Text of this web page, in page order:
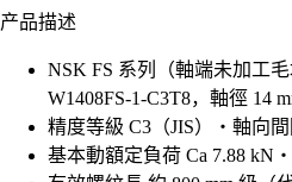
产品描述
NSK FS 系列（軸端未加工
W1408FS-1-C3T8，軸徑 14
精度等級 C3（JIS）・軸向
基本動額定負荷 Ca 7.88 kN